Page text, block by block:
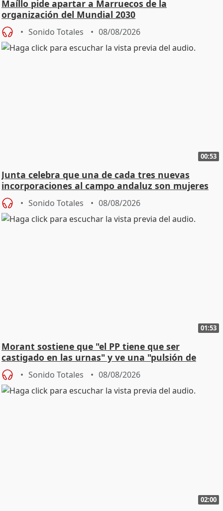
Maíllo pide apartar a Marruecos de la
organización del Mundial 2030
Sonido Totales 08/08/2026
00:53
Junta celebra que una de cada tres nuevas
incorporaciones al campo andaluz son mujeres
jóvenes
Sonido Totales 08/08/2026
01:53
Morant sostiene que "el PP tiene que ser
castigado en las urnas" y ve una "pulsión de
cambio"
Sonido Totales 08/08/2026
02:00